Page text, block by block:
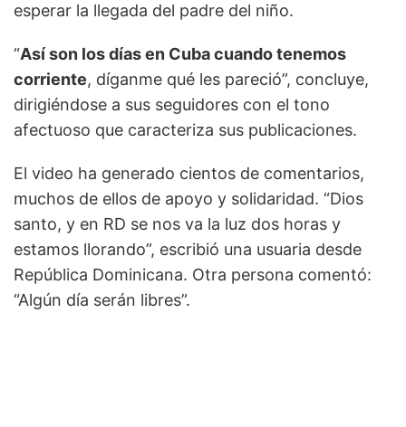
esperar la llegada del padre del niño.
“Así son los días en Cuba cuando tenemos
corriente, díganme qué les pareció”, concluye,
dirigiéndose a sus seguidores con el tono
afectuoso que caracteriza sus publicaciones.
El video ha generado cientos de comentarios,
muchos de ellos de apoyo y solidaridad. “Dios
santo, y en RD se nos va la luz dos horas y
estamos llorando”, escribió una usuaria desde
República Dominicana. Otra persona comentó:
“Algún día serán libres”.